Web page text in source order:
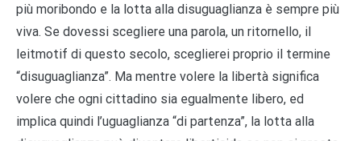
più moribondo e la lotta alla disuguaglianza è sempre più
viva. Se dovessi scegliere una parola, un ritornello, il
leitmotif di questo secolo, sceglierei proprio il termine
“disuguaglianza”. Ma mentre volere la libertà significa
volere che ogni cittadino sia egualmente libero, ed
implica quindi l’uguaglianza “di partenza”, la lotta alla